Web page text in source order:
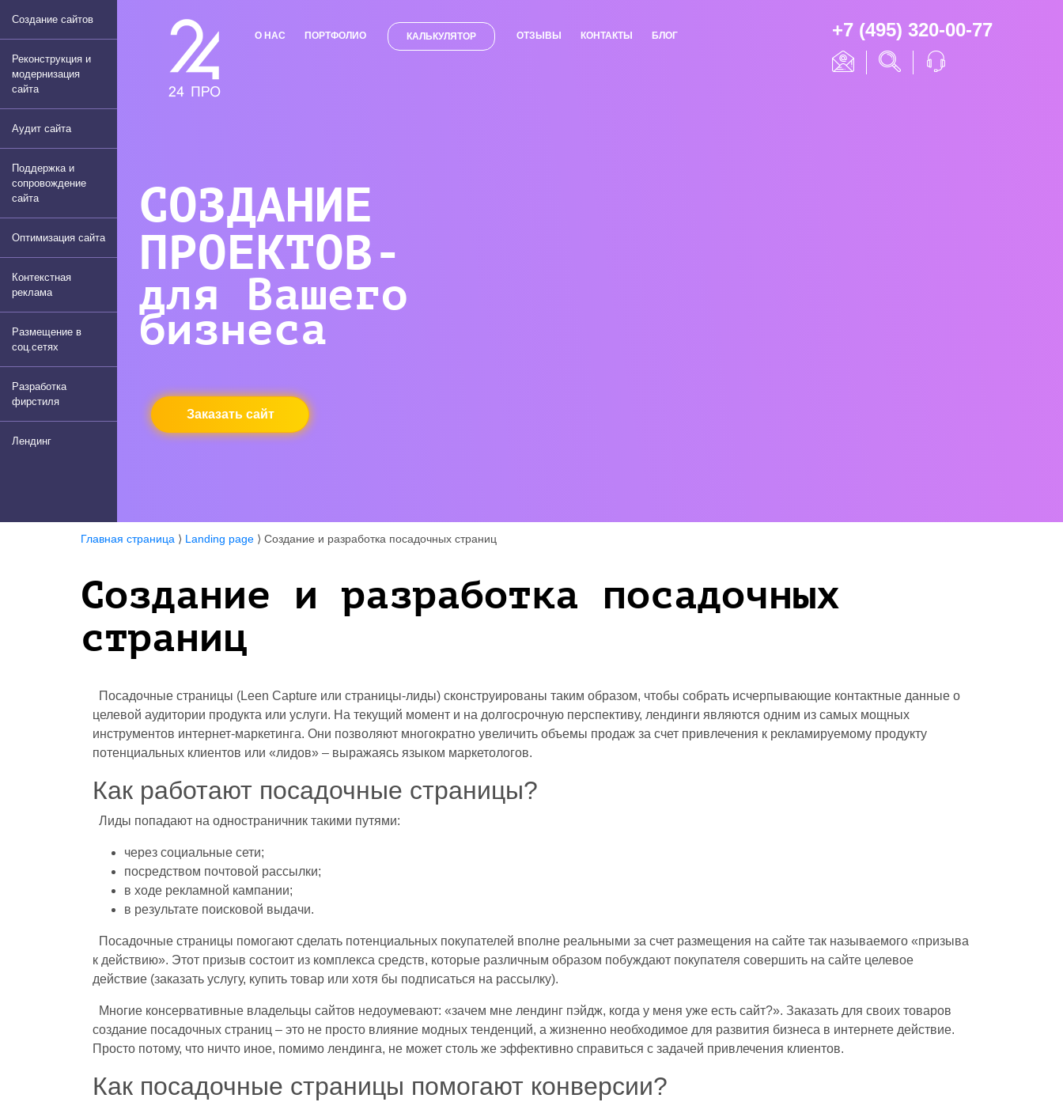
О НАС ПОРТФОЛИО КАЛЬКУЛЯТОР ОТЗЫВЫ КОНТАКТЫ БЛОГ +7 (495) 320-00-77
СОЗДАНИЕ
ПРОЕКТОВ-
для Вашего
бизнеса
Заказать сайт
Создание сайтов
Реконструкция и
модернизация
сайта
Аудит сайта
Поддержка и
сопровождение
сайта
Оптимизация сайта
Контекстная
реклама
Размещение в
соц.сетях
Разработка
фирстиля
Лендинг
Главная страница ⟩ Landing page ⟩ Создание и разработка посадочных страниц
Создание и разработка посадочных
страниц
Посадочные страницы (Leen Capture или страницы-лиды) сконструированы таким образом, чтобы собрать исчерпывающие контактные данные о
целевой аудитории продукта или услуги. На текущий момент и на долгосрочную перспективу, лендинги являются одним из самых мощных
инструментов интернет-маркетинга. Они позволяют многократно увеличить объемы продаж за счет привлечения к рекламируемому продукту
потенциальных клиентов или «лидов» – выражаясь языком маркетологов.
Как работают посадочные страницы?
Лиды попадают на одностраничник такими путями:
через социальные сети;
посредством почтовой рассылки;
в ходе рекламной кампании;
в результате поисковой выдачи.
Посадочные страницы помогают сделать потенциальных покупателей вполне реальными за счет размещения на сайте так называемого «призыва
к действию». Этот призыв состоит из комплекса средств, которые различным образом побуждают покупателя совершить на сайте целевое
действие (заказать услугу, купить товар или хотя бы подписаться на рассылку).
Многие консервативные владельцы сайтов недоумевают: «зачем мне лендинг пэйдж, когда у меня уже есть сайт?». Заказать для своих товаров
создание посадочных страниц – это не просто влияние модных тенденций, а жизненно необходимое для развития бизнеса в интернете действие.
Просто потому, что ничто иное, помимо лендинга, не может столь же эффективно справиться с задачей привлечения клиентов.
Как посадочные страницы помогают конверсии?